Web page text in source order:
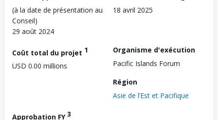
(à la date de présentation au
Conseil)
29 août 2024
18 avril 2025
Coût total du projet 1
USD 0.00 millions
Organisme d'exécution
Pacific Islands Forum
Région
Asie de l’Est et Pacifique
Approbation FY3